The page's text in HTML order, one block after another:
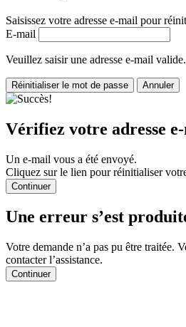
Saisissez votre adresse e‑mail pour
E‑mail
Veuillez saisir une adresse e‑mail valide.
Réinitialiser le mot de passe Annuler
Vérifiez votre adresse
Un e‑mail vous a été envoyé.
Cliquez sur le lien pour réinitialiser
Continuer
Une erreur s’est
Votre demande n’a pas pu être traitée.
contacter l’assistance.
Continuer